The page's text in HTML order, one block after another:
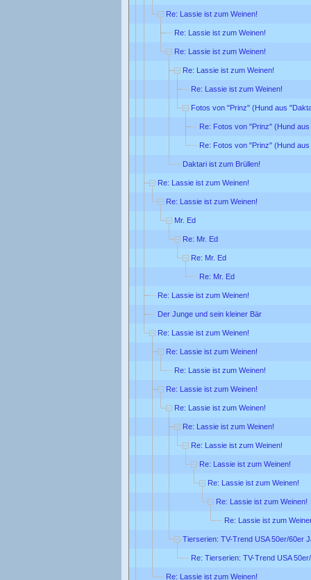
Re: Lassie ist zum Weinen!
Re: Lassie ist zum Weinen!
Re: Lassie ist zum Weinen!
Re: Lassie ist zum Weinen!
Re: Lassie ist zum Weinen!
Fotos von "Prinz" (Hund aus
Re: Fotos von "Prinz" (Hund
Re: Fotos von "Prinz" (Hund
Daktari ist zum Brüllen!
Re: Lassie ist zum Weinen!
Re: Lassie ist zum Weinen!
Mr. Ed
Re: Mr. Ed
Re: Mr. Ed
Re: Mr. Ed
Re: Lassie ist zum Weinen!
Der Junge und sein kleiner Bär
Re: Lassie ist zum Weinen!
Re: Lassie ist zum Weinen!
Re: Lassie ist zum Weinen!
Re: Lassie ist zum Weinen!
Re: Lassie ist zum Weinen!
Re: Lassie ist zum Weinen!
Re: Lassie ist zum Weinen!
Re: Lassie ist zum Weinen!
Re: Lassie ist zum Weinen!
Re: Lassie ist zum Weinen!
Re: Lassie ist zum
Tierserien: TV-Trend USA 50er/60er
Re: Tierserien: TV-Trend USA
Re: Lassie ist zum Weinen!